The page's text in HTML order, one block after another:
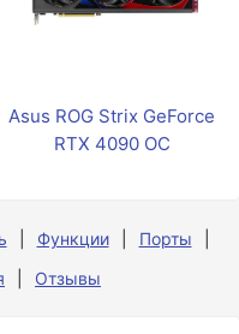
Asus ROG Strix GeForce
RTX 4090 OC
Функции
Порты
Отзывы